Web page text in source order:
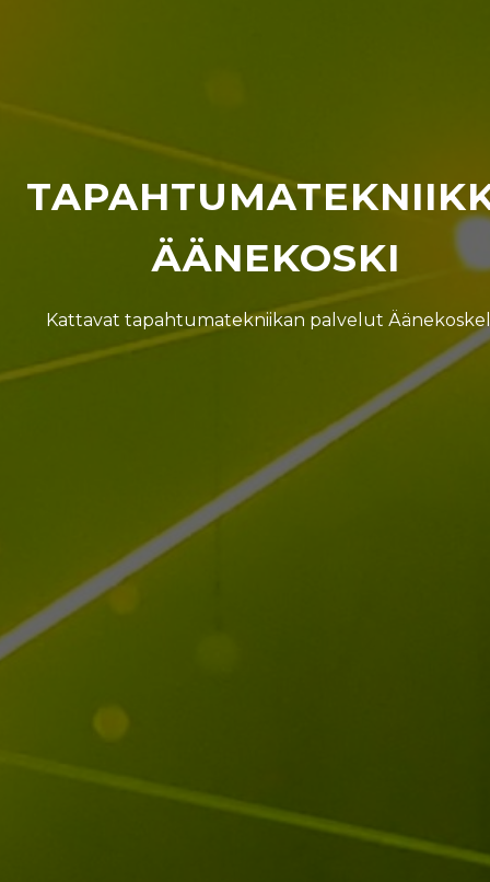
ÄÄNEKOSKI
Kattavat tapahtumatekniikan palvelut